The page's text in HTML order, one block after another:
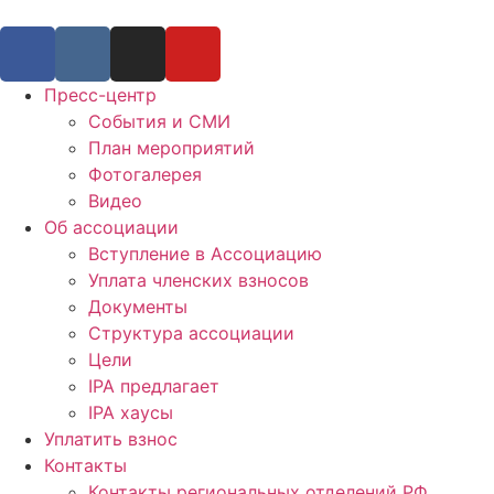
Пресс-центр
События и СМИ
План мероприятий
Фотогалерея
Видео
Об ассоциации
Вступление в Ассоциацию
Уплата членских взносов
Документы
Структура ассоциации
Цели
IPA предлагает
IPA хаусы
Уплатить взнос
Контакты